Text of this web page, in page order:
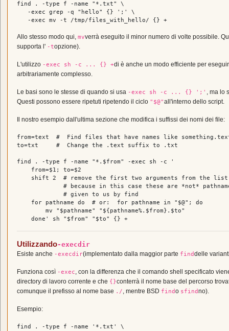
find . -type f -name "*.txt"
\
   -
exec grep -q "hello" {} ';'
\
   -
exec mv
Allo stesso modo qui, mvverrà eseguito il minor numero di volte possibile.
supporta l' -topzione).
L'utilizzo -exec sh -c ... {} +di è anche un modo efficiente per
arbitrariamente complesso.
Le basi sono le stesse di quando si usa -exec sh -c ... {} ';' , ma lo
Questi possono essere ripetuti ripetendo il ciclo "$@"all'interno dello script.
Il nostro esempio dall'ultima sezione che modifica i suffissi dei nomi dei file:
from=text #  Find files that have names like
to=txt #  Change the .text suffix to .txt
find . -type f -name "*. $from" -exec sh -c
'
    from=$1; to=$2
    shift 2  # remove the first two arguments from the list
# because in this case these are *not*
             # given to us by find
    for pathname do  # or:  for pathname in "$@"; do
        mv "$pathname" "${pathname%.$from}.$to"
    done'
sh " $from" " $to"
Utilizzando-execdir
Esiste anche -execdir(implementato dalla maggior parte finddelle
Funziona così -exec, con la differenza che il comando shell specificato
directory di lavoro corrente e che {}conterrà il nome base del percorso
comunque il prefisso al nome base ./, mentre BSD findo sfindno).
Esempio:
find . -type f -name '*.txt'
\